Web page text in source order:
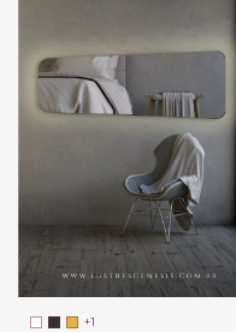
+1